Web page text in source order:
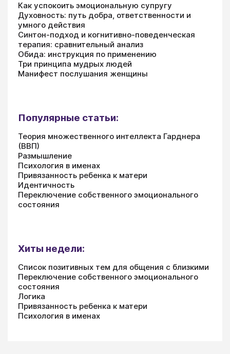
Как успокоить эмоциональную супругу
Духовность: путь добра, ответственности и
умного действия
Синтон-подход и когнитивно-поведенческая
терапия: сравнительный анализ
Обида: инструкция по применению
Три принципа мудрых людей
Манифест послушания женщины
Популярные статьи:
Теория множественного интеллекта Гарднера
(ВВП)
Размышление
Психология в именах
Привязанность ребенка к матери
Идентичность
Переключение собственного эмоционального
состояния
Хиты недели:
Список позитивных тем для общения с близкими
Переключение собственного эмоционального
состояния
Логика
Привязанность ребенка к матери
Психология в именах